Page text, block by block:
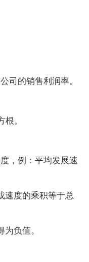
的销售利润率。
。
，例：平均发展速
度的乘积等于总
负值。